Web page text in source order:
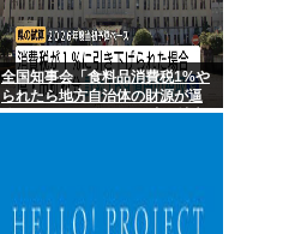
全国知事会「食料品消費税1%や
られたら地方自治体の財源が逼
迫してしまう 」…この流れ地方